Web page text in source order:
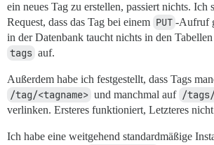
ein neues Tag zu erstellen, passiert nichts. Ich
Request, dass das Tag bei einem PUT -Aufruf
in der Datenbank taucht nichts in den Tabellen
tags auf.
Außerdem habe ich festgestellt, dass Tags
/tag/<tagname> und manchmal auf /tags/
verlinken. Ersteres funktioniert, Letzteres
Ich habe eine weitgehend standardmäßige